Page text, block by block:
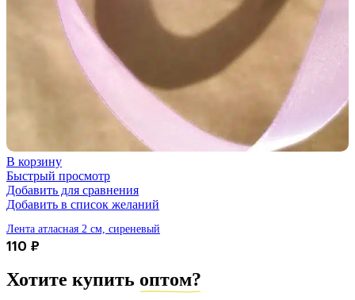
В корзину
Быстрый просмотр
Добавить для сравнения
Добавить в список желаний
Лента атласная 2 см, сиреневый
110 ₽
Хотите купить оптом?